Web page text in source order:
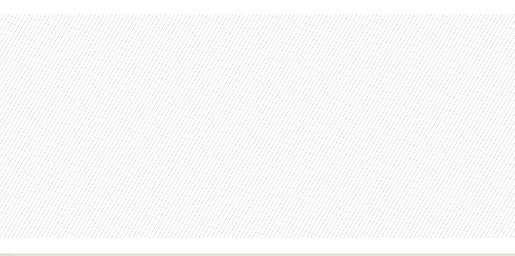
Skip to main content